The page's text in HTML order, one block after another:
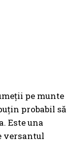
pe munte
probabil să
Este una
versantul